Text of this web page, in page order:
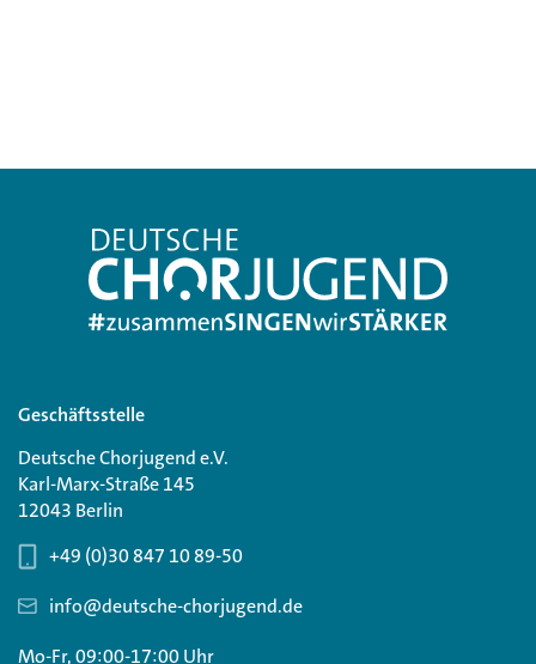
Geschäftsstelle
Deutsche Chorjugend e.V.
Karl-Marx-Straße 145
12043 Berlin
+49 (0)30 847 10 89-50
info@deutsche-chorjugend.de
Mo-Fr, 09:00-17:00 Uhr